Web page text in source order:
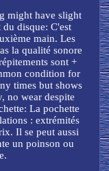
might have slight
disque: C'est
main. Les
la qualité sonore
sont +
condition for
times but shows
no wear despite
La pochette
: extrémités
Il se peut aussi
un poinson ou